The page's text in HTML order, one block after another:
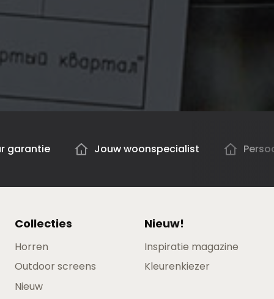
garantie Jouw woonspecialist
Collecties
Horren
Outdoor screens
Nieuw
Nieuw!
Inspiratie magazine
Kleurenkiezer